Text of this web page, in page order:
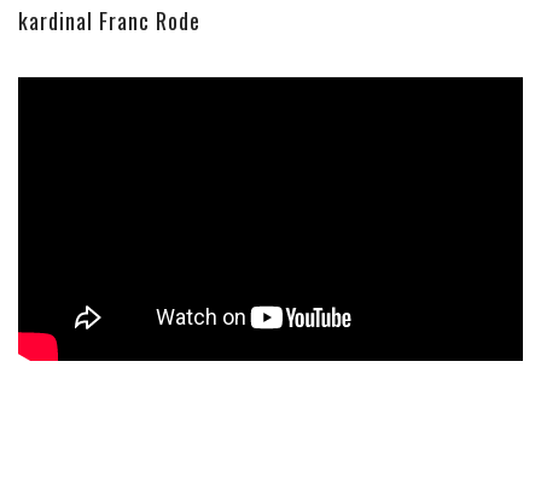
kardinal Franc Rode